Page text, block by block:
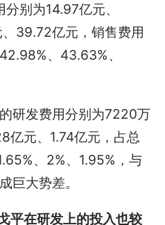
别为14.97亿元、
39.72亿元，销售费用
、43.63%、
研发费用分别为7220万
亿元、1.74亿元，占总
、2%、1.95%，与
巨大势差。
平在研发上的投入也较